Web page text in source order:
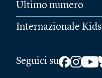
Ultimo numero
Internazionale Kids
Seguici su